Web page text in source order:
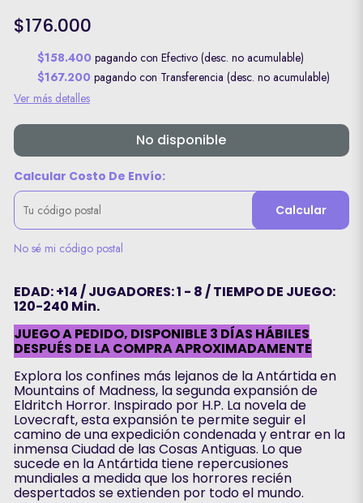
$176.000
$158.400 pagando con Efectivo (desc. no acumulable)
$167.200 pagando con Transferencia (desc. no acumulable)
Ver más detalles
No disponible
Calcular Costo De Envío:
Calcular
No sé mi código postal
EDAD: +14 / JUGADORES: 1 - 8 / TIEMPO DE JUEGO:
120-240 Min.
JUEGO A PEDIDO, DISPONIBLE 3 DÍAS HÁBILES
DESPUÉS DE LA COMPRA APROXIMADAMENTE
Explora los confines más lejanos de la Antártida en
Mountains of Madness, la segunda expansión de
Eldritch Horror. Inspirado por H.P. La novela de
Lovecraft, esta expansión te permite seguir el
camino de una expedición condenada y entrar en la
inmensa Ciudad de las Cosas Antiguas. Lo que
sucede en la Antártida tiene repercusiones
mundiales a medida que los horrores recién
despertados se extienden por todo el mundo.